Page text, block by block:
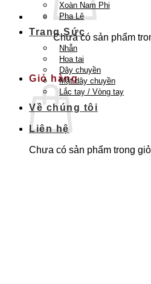
Chưa có sản phẩm
Quay trở lại cửa hàng
Giỏ hàng
Chưa có sản phẩm trong
Xoàn Nam Phi
Pha Lê
Trang Sức
Nhẫn
Hoa tai
Dây chuyền
Mặt dây chuyền
Lắc tay / Vòng tay
Về chúng tôi
Liên hệ